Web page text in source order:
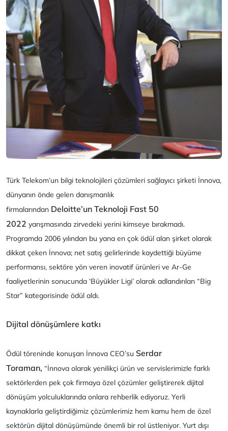
Türk Telekom’un bilgi teknolojileri çözümleri sağlayıcı şirketi İnnova,
dünyanın önde gelen danışmanlık
firmalarından Deloitte’un Teknoloji Fast 50
2022 yarışmasında zirvedeki yerini kimseye bırakmadı.
Programda 2006 yılından bu yana en çok ödül alan şirket olarak
dikkat çeken İnnova; net satış gelirlerinde kaydettiği büyüme
performansı, sektöre yön veren inovatif ürünleri ve Ar-Ge
faaliyetlerinin sonucunda ‘Büyükler Ligi’ olarak adlandırılan “Big
Star” kategorisinde ödül aldı.
Dijital dönüşümlere katkı
Ödül töreninde konuşan İnnova CEO’su Serdar
Toraman, “İnnova olarak yenilikçi ürün ve servislerimizle farklı
sektörlerden pek çok firmaya özel çözümler geliştirerek dijital
dönüşüm yolculuklarında onlara rehberlik ediyoruz. Yerli
kaynaklarla geliştirdiğimiz çözümlerimiz hem kamu hem de özel
sektörün dijital dönüşümünde önemli bir rol üstleniyor. Yurt dışı